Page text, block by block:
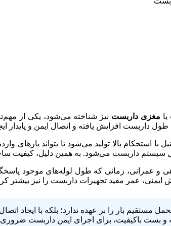
یا مغزی داربست نیز شناخته می‌شود، یکی از
طول داربست افزایش یافته و اتصال ایمن و پایدار
با استحکام بالا تولید می‌شود تا بتواند بارهای
سیستم داربست می‌شود. به همین دلیل، کیفیت
و عمرانی، زمانی که طول لوله‌های موجود
ایمنی، عمر مفید تجهیزات داربست را نیز
مستقیم بار را بر عهده ندارد؛ بلکه با ایجاد
و بست باکیفیت، برای اجرای ایمن داربست